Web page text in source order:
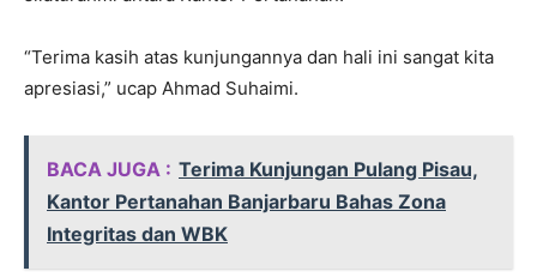
“Terima kasih atas kunjungannya dan hali ini sangat kita
apresiasi,” ucap Ahmad Suhaimi.
BACA JUGA : Terima Kunjungan Pulang Pisau,
Kantor Pertanahan Banjarbaru Bahas Zona
Integritas dan WBK